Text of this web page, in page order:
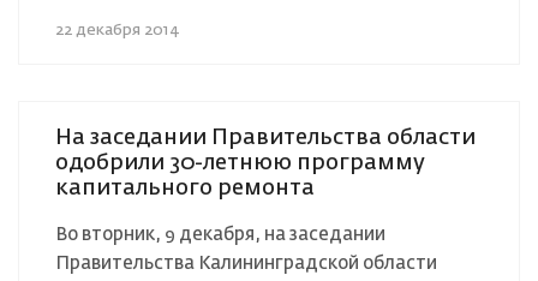
22 декабря 2014
На заседании Правительства области
одобрили 30-летнюю программу
капитального ремонта
Во вторник, 9 декабря, на заседании
Правительства Калининградской области